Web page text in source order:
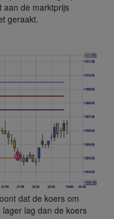
aan de marktprijs
geraakt.
dat de koers om
lag dan de koers